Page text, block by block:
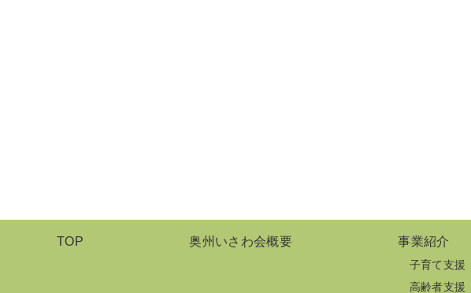
TOP 奥州いさわ会概要 事業紹介
子育て支援
高齢者支援